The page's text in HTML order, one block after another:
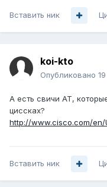
Вставить ник
koi-kto
Опубликовано
А есть свичи АТ,
циссках?
http://www.cisco.com/en/
Вставить ник